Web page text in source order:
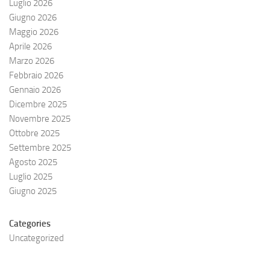
Luglio 2026
Giugno 2026
Maggio 2026
Aprile 2026
Marzo 2026
Febbraio 2026
Gennaio 2026
Dicembre 2025
Novembre 2025
Ottobre 2025
Settembre 2025
Agosto 2025
Luglio 2025
Giugno 2025
Categories
Uncategorized